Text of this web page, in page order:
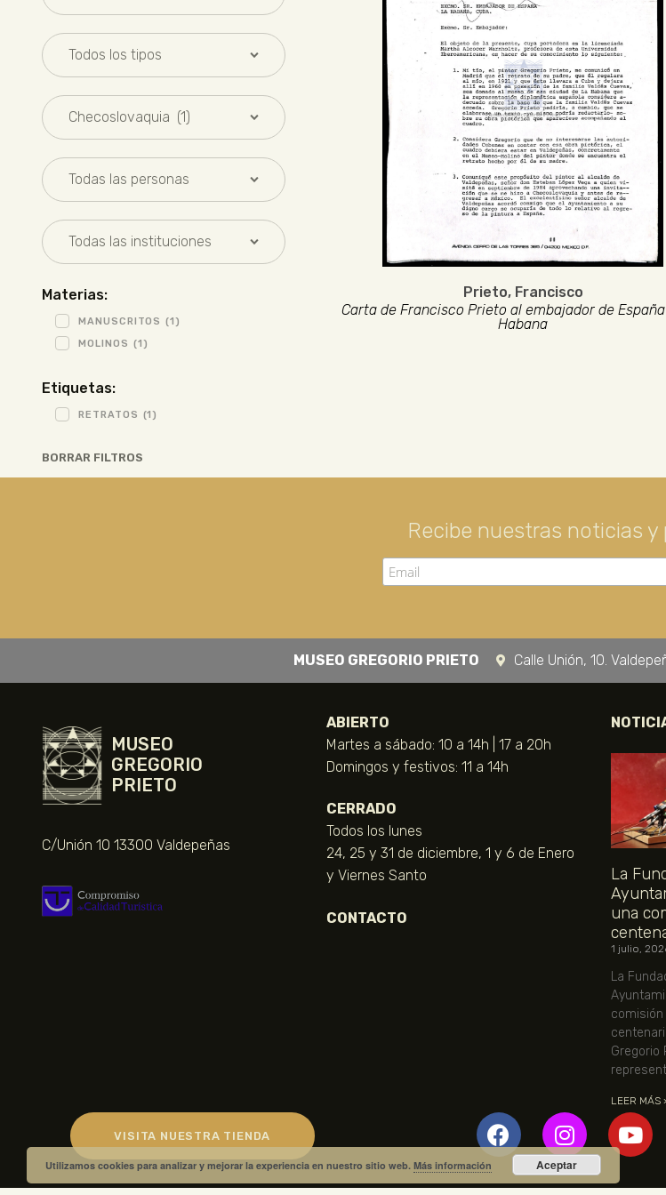
Materias:
MANUSCRITOS (1)
MOLINOS (1)
Etiquetas:
RETRATOS (1)
BORRAR FILTROS
Prieto, Francisco
Carta de Francisco Prieto al embajador de
Habana
Recibe nuestras noticias
MUSEO GREGORIO PRIETO Calle Unión, 10.
MUSEO
GREGORIO
PRIETO
C/Unión 10 13300 Valdepeñas
ABIERTO
Martes a sábado: 10 a 14h | 17 a 20h
Domingos y festivos: 11 a 14h
CERRADO
Todos los lunes
24, 25 y 31 de diciembre, 1 y 6 de Enero
y Viernes Santo
CONTACTO
La
una
1 julio,
La
Gregorio
LEER MÁS
VISITA NUESTRA TIENDA
Utilizamos cookies para analizar y mejorar la experiencia en nuestro sitio web. Más información Aceptar